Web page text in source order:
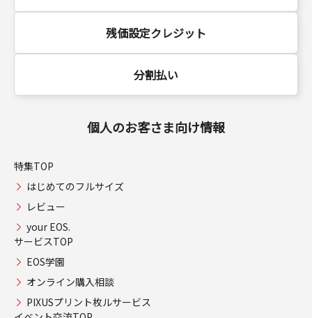
残価設定クレジット
分割払い
個人のお客さま向け情報
特集TOP
はじめてのフルサイズ
レビュー
your EOS.
サービスTOP
EOS学園
オンライン購入相談
PIXUSプリント枚ルサービス